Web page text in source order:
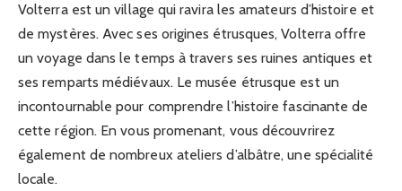
Volterra est un village qui ravira les amateurs d’histoire et
de mystères. Avec ses origines étrusques, Volterra offre
un voyage dans le temps à travers ses ruines antiques et
ses remparts médiévaux. Le musée étrusque est un
incontournable pour comprendre l’histoire fascinante de
cette région. En vous promenant, vous découvrirez
également de nombreux ateliers d’albâtre, une spécialité
locale.